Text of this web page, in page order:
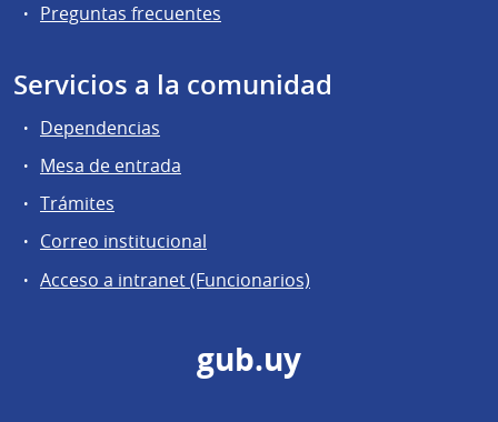
Preguntas frecuentes
Servicios a la comunidad
Dependencias
Mesa de entrada
Trámites
Correo institucional
Acceso a intranet (Funcionarios)
gub.uy